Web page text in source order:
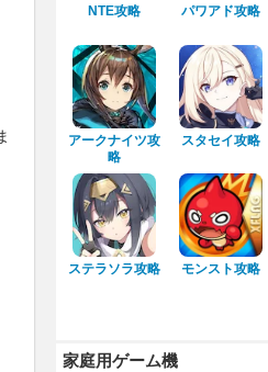
NTE攻略 パワアド攻略
アークナイツ攻
略
スタセイ攻略
ステラソラ攻略 モンスト攻略
家庭用ゲーム機